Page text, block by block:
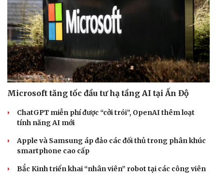
Microsoft tăng tốc đầu tư hạ tầng AI tại Ấn Độ
ChatGPT miễn phí được “cởi trói”, OpenAI thêm loạt
tính năng AI mới
Apple và Samsung áp đảo các đối thủ trong phân khúc
smartphone cao cấp
Bắc Kinh triển khai “nhân viên” robot tại các công viên